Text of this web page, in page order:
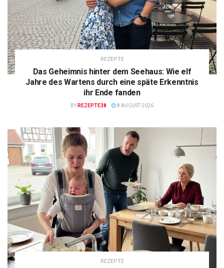
REZEPTE
Das Geheimnis hinter dem Seehaus: Wie elf
Jahre des Wartens durch eine späte Erkenntnis
ihr Ende fanden
BY REZEPTE38 8 AUGUST 2026
REZEPTE